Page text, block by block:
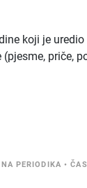
koji je
priče,
PERIODIKA •